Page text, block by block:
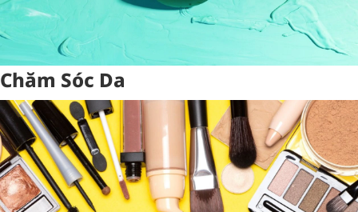
Chăm Sóc Da